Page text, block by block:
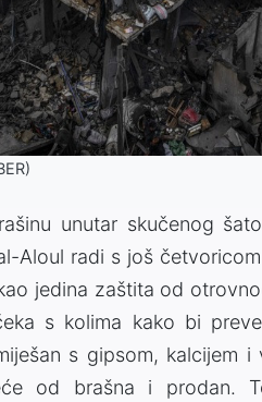
unutar skučenog
Aloul radi s još
jedina zaštita od
s kolima kako bi
s gipsom, kalcijem
od brašna i prodan.